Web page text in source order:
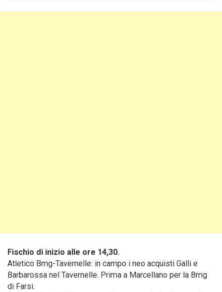
Fischio di inizio alle ore 14,30.
Atletico Bmg-Tavernelle: in campo i neo acquisti Galli e
Barbarossa nel Tavernelle. Prima a Marcellano per la Bmg
di Farsi.